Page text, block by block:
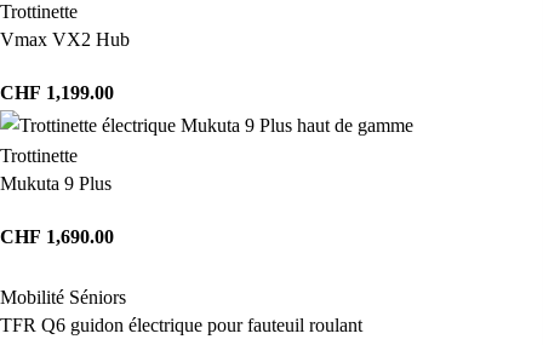
Trottinette
Vmax VX2 Hub
CHF 1,199.00
Trottinette
Mukuta 9 Plus
CHF 1,690.00
Mobilité Séniors
TFR Q6 guidon électrique pour fauteuil roulant